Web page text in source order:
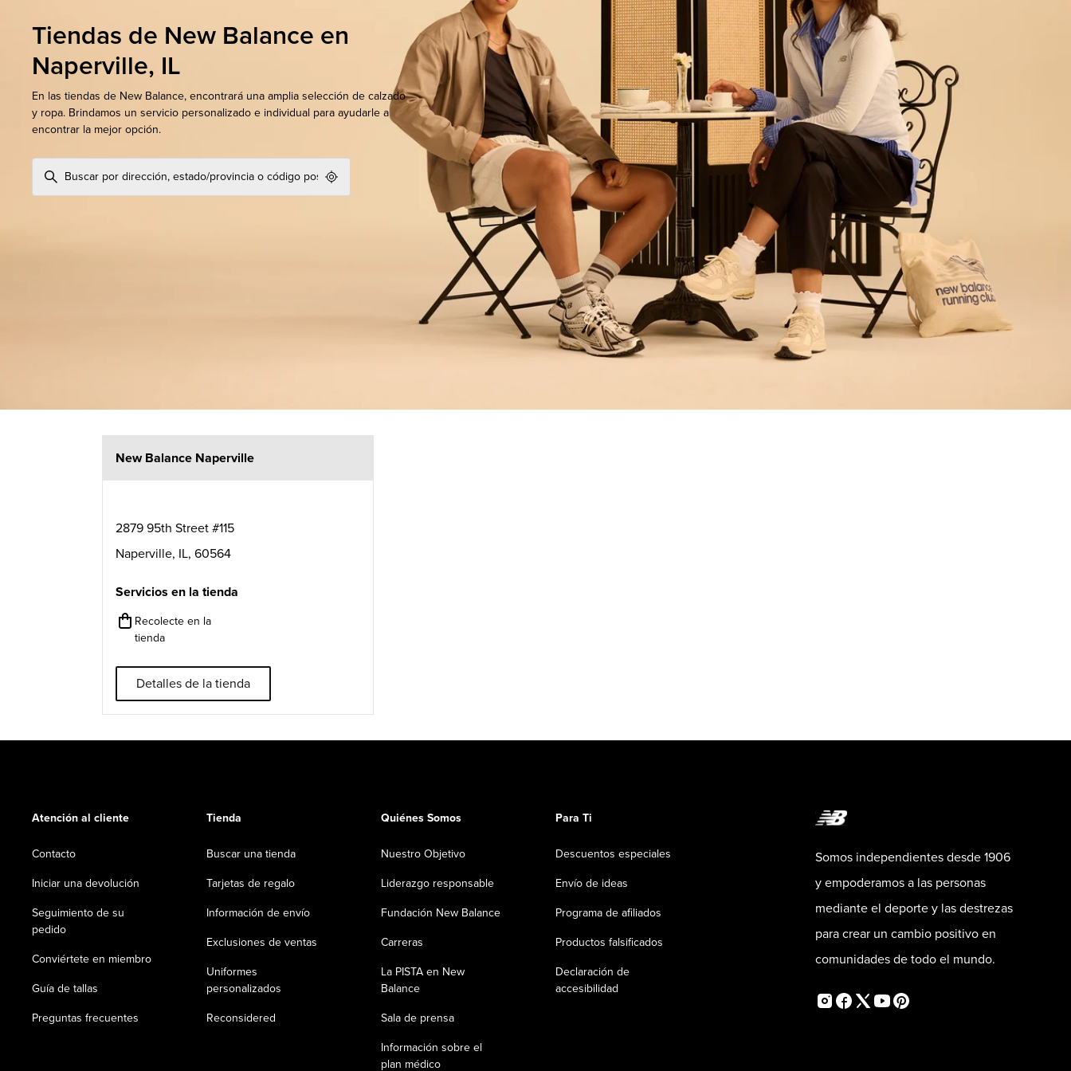
Tiendas de New Balance en
Naperville, IL
En las tiendas de New Balance, encontrará una amplia selección de calzado
y ropa. Brindamos un servicio personalizado e individual para ayudarle a
encontrar la mejor opción.
Geolocate.
New Balance Naperville
2879 95th Street #115
Naperville, IL, 60564
Servicios en la tienda
Recolecte en la
tienda
Detalles de la tienda
Atención al cliente
Contacto
Iniciar una devolución
Seguimiento de su
pedido
Conviértete en miembro
Guía de tallas
Preguntas frecuentes
Tienda
Buscar una tienda
Tarjetas de regalo
Información de envío
Exclusiones de ventas
Uniformes
personalizados
Reconsidered
Quiénes Somos
Nuestro Objetivo
Liderazgo responsable
Fundación New Balance
Carreras
La PISTA en New
Balance
Sala de prensa
Información sobre el
plan médico
Para Ti
Descuentos especiales
Envío de ideas
Programa de afiliados
Productos falsificados
Declaración de
accesibilidad
Somos independientes desde 1906
y empoderamos a las personas
mediante el deporte y las destrezas
para crear un cambio positivo en
comunidades de todo el mundo.